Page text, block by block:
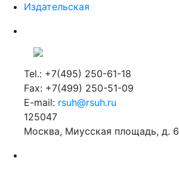
Издательская
Tel.: +7(495) 250-61-18
Fax: +7(499) 250-51-09
E-mail: rsuh@rsuh.ru
125047
Москва, Миусская площадь, д. 6